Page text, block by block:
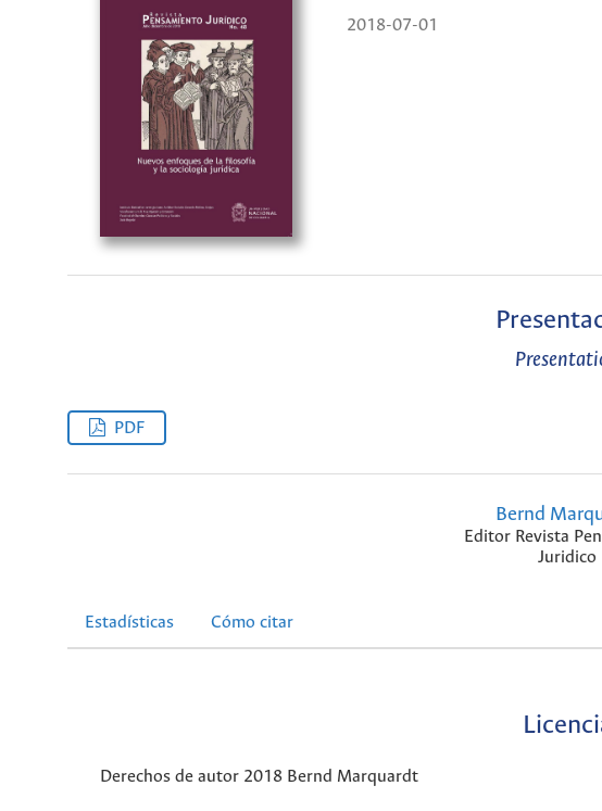
2018-07-01
PDF
Bernd
Editor Revista
Juridico
Estadísticas Cómo citar
Derechos de autor 2018 Bernd Marquardt